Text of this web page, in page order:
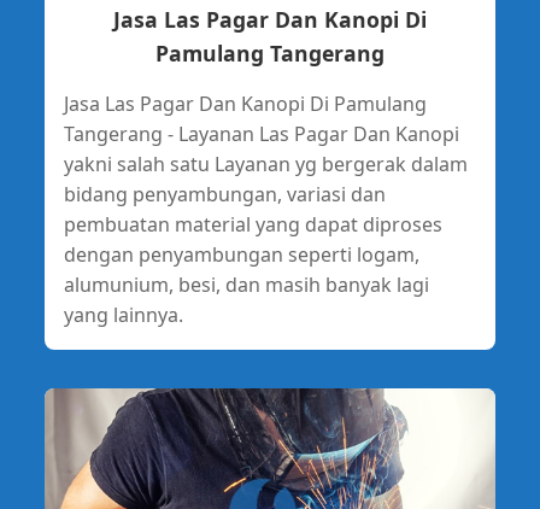
Jasa Las Pagar Dan Kanopi Di
Pamulang Tangerang
Jasa Las Pagar Dan Kanopi Di Pamulang
Tangerang - Layanan Las Pagar Dan Kanopi
yakni salah satu Layanan yg bergerak dalam
bidang penyambungan, variasi dan
pembuatan material yang dapat diproses
dengan penyambungan seperti logam,
alumunium, besi, dan masih banyak lagi
yang lainnya.